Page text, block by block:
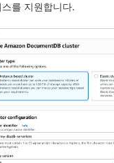
를 지원합니다.